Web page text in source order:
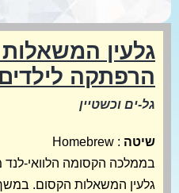
גלעין
הרפתקה לילדים
גל-ים וכשטיין
שיטה : Homebrew
בממלכה הקסומה הלוואי-
גלעין המשאלות הקסום.